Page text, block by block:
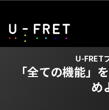
U-FRET
「全ての機能」を
め